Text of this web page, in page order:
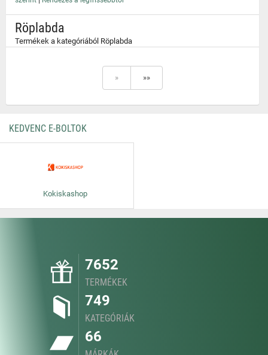
Röplabda
Termékek a kategóriából Röplabda
» »»
KEDVENC E-BOLTOK
Kokiskashop
7652
TERMÉKEK
749
KATEGÓRIÁK
66